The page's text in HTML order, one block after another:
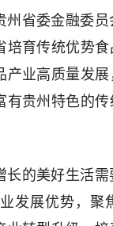
州省委金融委
育传统优势
业高质量发展
贵州特色的
长的美好生活
发展优势，聚